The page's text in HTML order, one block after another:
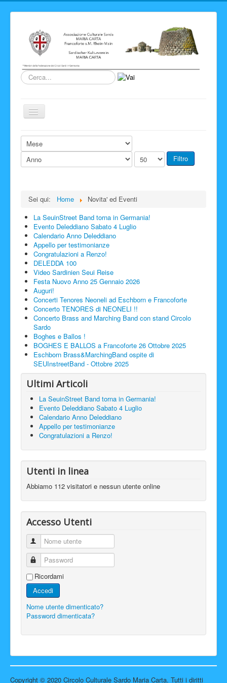
Cerca...
Cambia
Home
Novita' ed Eventi
Sardegna
Info e link
Facebook
Filtro
Sei qui: Home
Novita' ed Eventi
La SeuinStreet Band torna in Germania!
Evento Deleddiano Sabato 4 Luglio
Calendario Anno Deleddiano
Appello per testimonianze
Congratulazioni a Renzo!
DELEDDA 100
Video Sardinien Seui Reise
Festa Nuovo Anno 25 Gennaio 2026
Auguri!
Concerti Tenores Neoneli ad Eschborn e Francoforte
Concerto TENORES di NEONELI !!
Concerto Brass and Marching Band con stand Circolo
Sardo
Boghes e Ballos !
BOGHES E BALLOS a Francoforte 26 Ottobre 2025
Eschborn Brass&MarchingBand ospite di
SEUInstreetBand - Ottobre 2025
Ultimi Articoli
La SeuinStreet Band torna in Germania!
Evento Deleddiano Sabato 4 Luglio
Calendario Anno Deleddiano
Appello per testimonianze
Congratulazioni a Renzo!
Utenti in linea
Abbiamo 112 visitatori e nessun utente online
Accesso Utenti
Nome utente
Password
Ricordami
Accedi
Nome utente dimenticato?
Password dimenticata?
Copyright © 2020 Circolo Culturale Sardo Maria Carta. Tutti i diritti